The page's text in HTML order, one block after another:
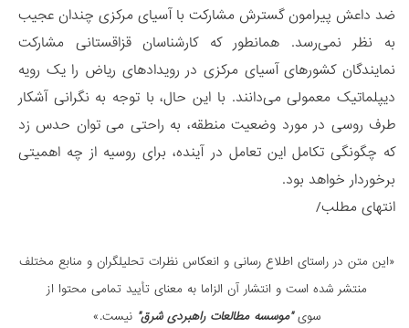
ضد داعش پیرامون گسترش مشارکت با آسیای مرکزی چندان عجیب
به نظر نمی‌رسد. همانطور که کارشناسان قزاقستانی مشارکت
نمایندگان کشورهای آسیای مرکزی در رویدادهای ریاض را یک رویه
دیپلماتیک معمولی می‌دانند. با این حال، با توجه به نگرانی آشکار
طرف روسی در مورد وضعیت منطقه، به راحتی می توان حدس زد
که چگونگی تکامل این تعامل در آینده، برای روسیه از چه اهمیتی
برخوردار خواهد بود.
انتهای مطلب/
«این متن در راستای اطلاع رسانی و انعكاس نظرات تحليلگران و منابع مختلف
منتشر شده است و انتشار آن الزاما به معنای تأیید تمامی محتوا از
سوی"موسسه مطالعات راهبردی شرق" نیست.»